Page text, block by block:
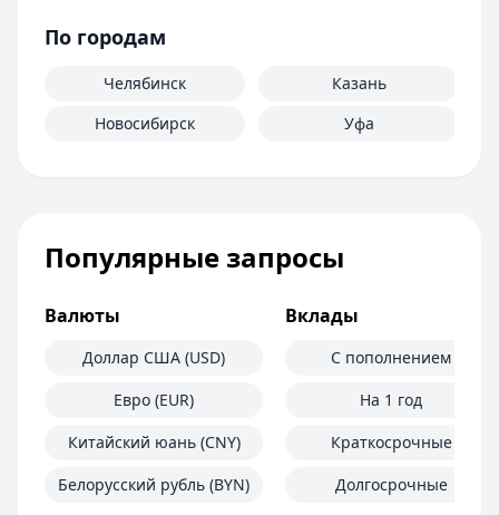
По городам
Челябинск
Новосибирск
Казань
Уфа
Популярные запросы
Валюты
Доллар США (USD)
Евро (EUR)
Китайский юань (CNY)
Белорусский рубль (BYN)
Вклады
С пополнением
На 1 год
Краткосрочные
Долгосрочные